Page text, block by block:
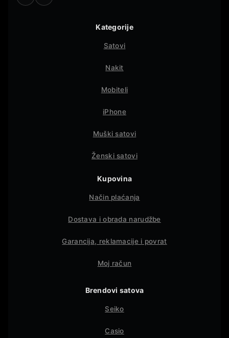
Kategorije
Satovi
Nakit
Mobiteli
iPhone
Muški satovi
Ženski satovi
Kupovina
Način plaćanja
Dostava i obrada narudžbe
Garancija, reklamacije i povrat
Moj račun
Brendovi satova
Seiko
Casio